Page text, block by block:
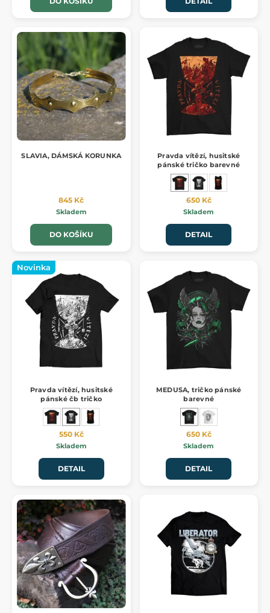
SLAVIA, DÁMSKÁ KORUNKA
845 Kč
Skladem
DO KOŠÍKU
Pravda vítězí, husitské
pánské tričko barevné
650 Kč
Skladem
DETAIL
Novinka
Pravda vítězí, husitské
pánské čb tričko
550 Kč
Skladem
DETAIL
MEDUSA, tričko pánské
barevné
650 Kč
Skladem
DETAIL